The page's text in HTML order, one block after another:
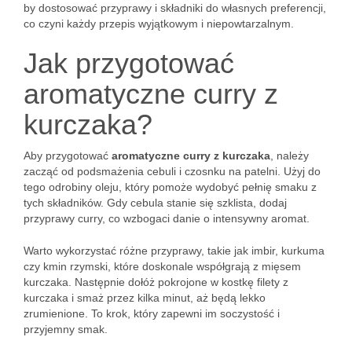
by dostosować przyprawy i składniki do własnych preferencji,
co czyni każdy przepis wyjątkowym i niepowtarzalnym.
Jak przygotować
aromatyczne curry z
kurczaka?
Aby przygotować aromatyczne curry z kurczaka , należy
zacząć od podsmażenia cebuli i czosnku na patelni. Użyj do
tego odrobiny oleju, który pomoże wydobyć pełnię smaku z
tych składników. Gdy cebula stanie się szklista, dodaj
przyprawy curry, co wzbogaci danie o intensywny aromat.
Warto wykorzystać różne przyprawy, takie jak imbir, kurkuma
czy kmin rzymski, które doskonale współgrają z mięsem
kurczaka. Następnie dołóż pokrojone w kostkę filety z
kurczaka i smaż przez kilka minut, aż będą lekko
zrumienione. To krok, który zapewni im soczystość i
przyjemny smak.